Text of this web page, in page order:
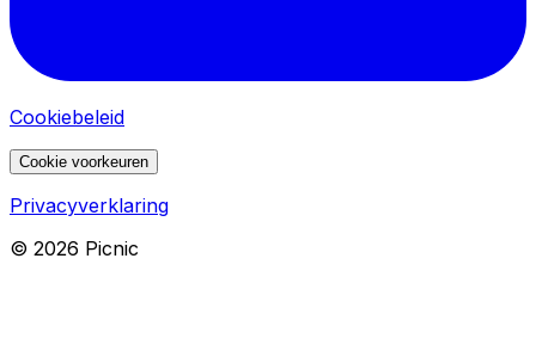
Cookiebeleid
Cookie voorkeuren
Privacyverklaring
© 2026 Picnic